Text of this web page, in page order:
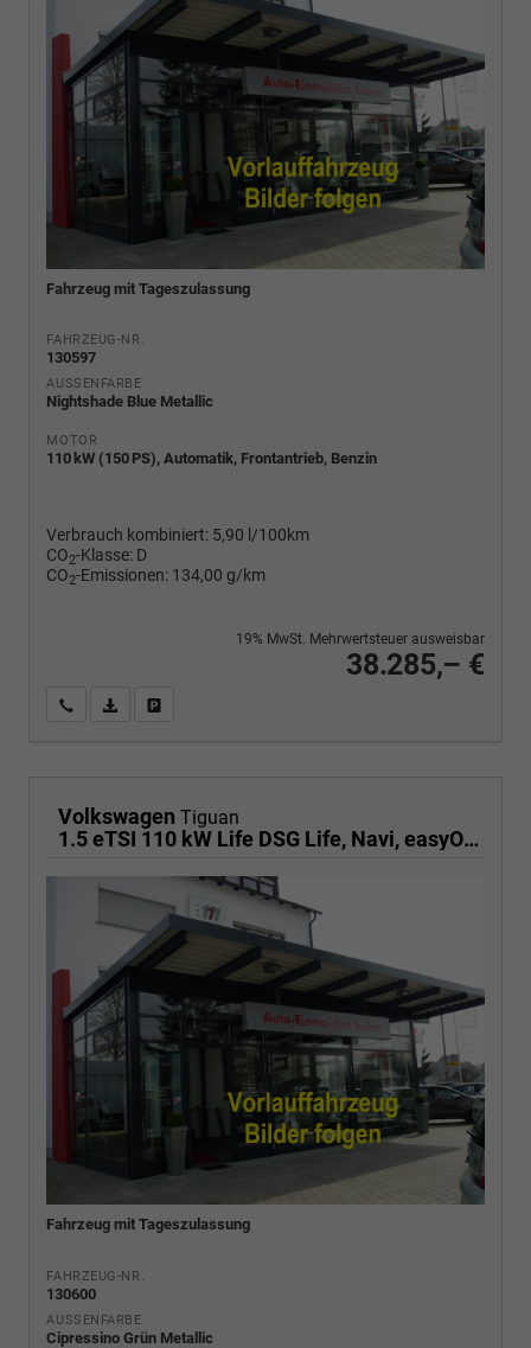
Fahrzeug mit Tageszulassung
FAHRZEUG-NR.
130597
AUSSENFARBE
Nightshade Blue Metallic
MOTOR
110 kW (150 PS), Automatik, Frontantrieb, Benzin
Verbrauch kombiniert: 5,90 l/100km
CO2-Klasse: D
CO2-Emissionen: 134,00 g/km
38.285,– €
19% MwSt. Mehrwertsteuer ausweisbar
Wir rufen Sie anPDF-Fahrzeugexposé drucken
Volkswagen Tiguan
1.5 eTSI 110 kW Life DSG Life, Navi, easyOpen, Kamera, 5-J Garantie
Fahrzeug mit Tageszulassung
FAHRZEUG-NR.
130600
AUSSENFARBE
Cipressino Grün Metallic